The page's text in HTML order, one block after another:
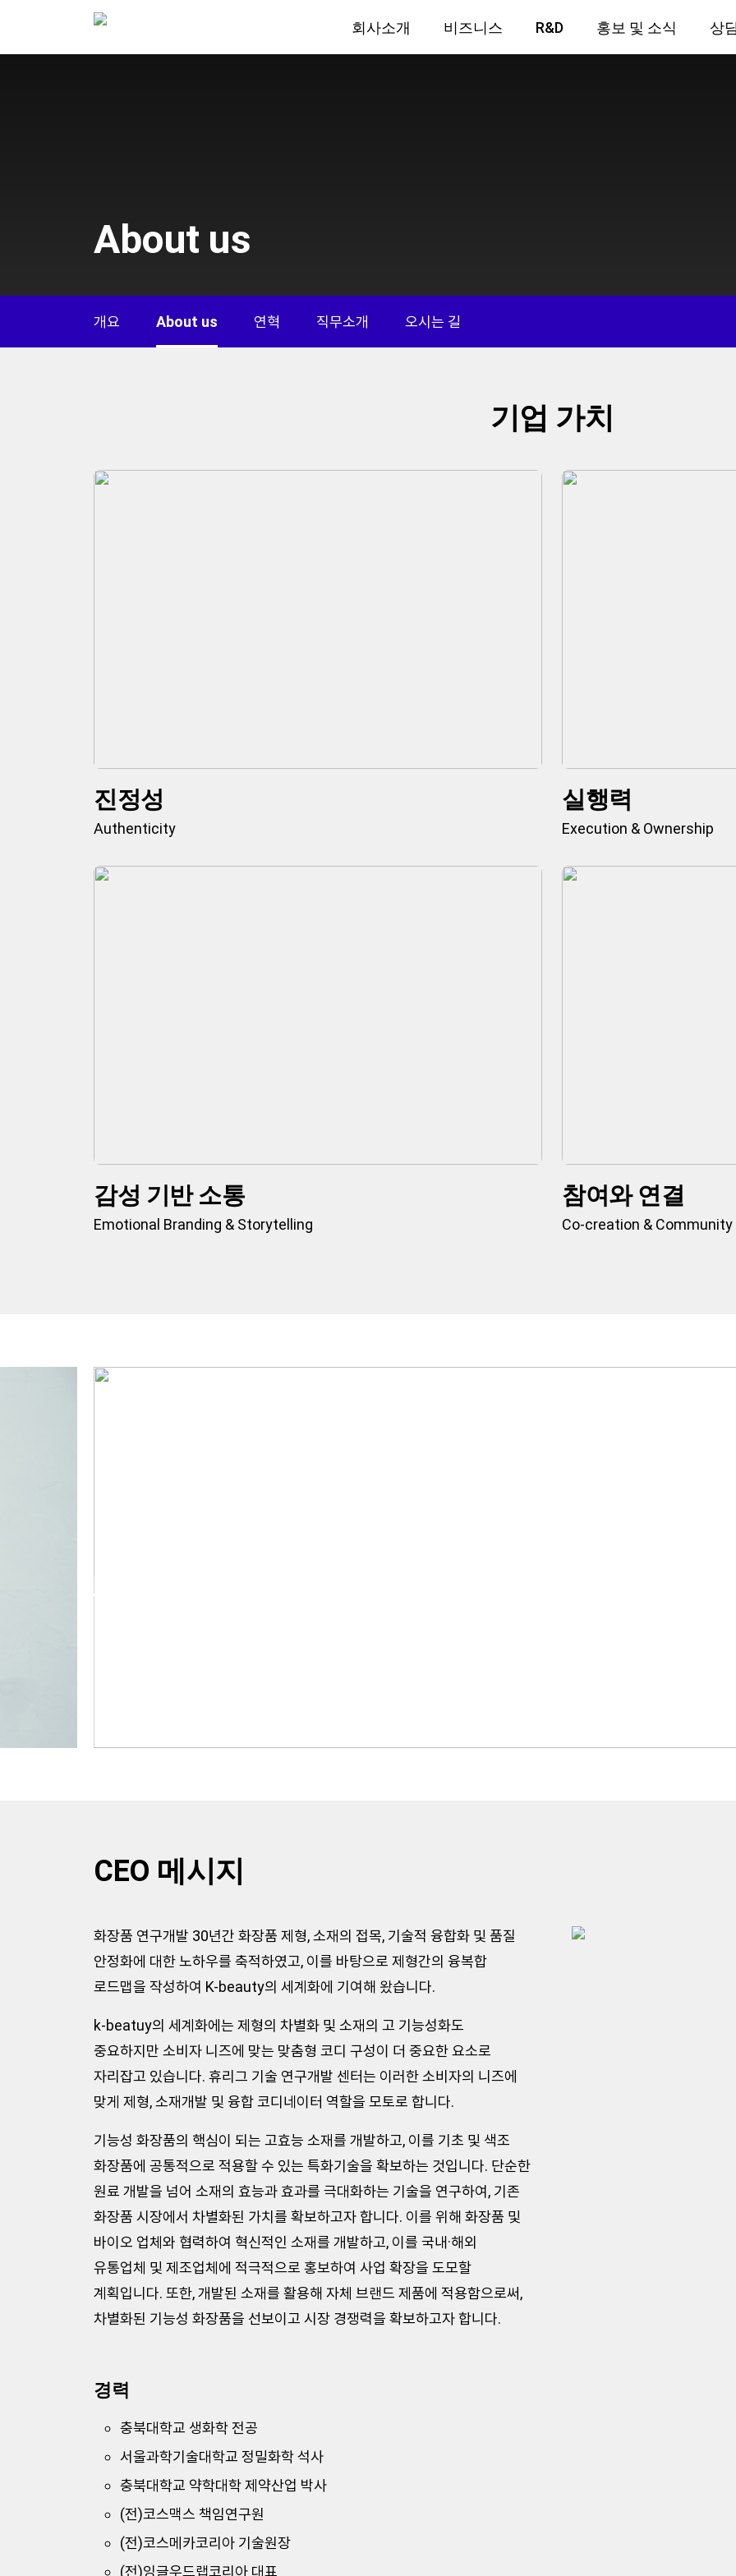
회사소개 비즈니스 R&D 홍보 및 소식 상
About us
개요 About us 연혁 직무소개 오시는 길
기업 가치
진정성
Authenticity
실행력
Execution & Ownership
감성 기반 소통
Emotional Branding & Storytelling
참여와 연결
Co-creation & Community
CEO 메시지
화장품 연구개발 30년간 화장품 제형, 소재의 접목, 기술적 융합화 및 품질
안정화에 대한 노하우를 축적하였고, 이를 바탕으로 제형간의 융복합
로드맵을 작성하여 K-beauty의 세계화에 기여해 왔습니다.
k-beatuy의 세계화에는 제형의 차별화 및 소재의 고 기능성화도
중요하지만 소비자 니즈에 맞는 맞춤형 코디 구성이 더 중요한 요소로
자리잡고 있습니다. 휴리그 기술 연구개발 센터는 이러한 소비자의 니즈에
맞게 제형, 소재개발 및 융합 코디네이터 역할을 모토로 합니다.
기능성 화장품의 핵심이 되는 고효능 소재를 개발하고, 이를 기초 및 색조
화장품에 공통적으로 적용할 수 있는 특화기술을 확보하는 것입니다. 단순한
원료 개발을 넘어 소재의 효능과 효과를 극대화하는 기술을 연구하여, 기존
화장품 시장에서 차별화된 가치를 확보하고자 합니다. 이를 위해 화장품 및
바이오 업체와 협력하여 혁신적인 소재를 개발하고, 이를 국내·해외
유통업체 및 제조업체에 적극적으로 홍보하여 사업 확장을 도모할
계획입니다. 또한, 개발된 소재를 활용해 자체 브랜드 제품에 적용함으로써,
차별화된 기능성 화장품을 선보이고 시장 경쟁력을 확보하고자 합니다.
경력
충북대학교 생화학 전공
서울과학기술대학교 정밀화학 석사
충북대학교 약학대학 제약산업 박사
(전)코스맥스 책임연구원
(전)코스메카코리아 기술원장
(전)잉글우드랩코리아 대표